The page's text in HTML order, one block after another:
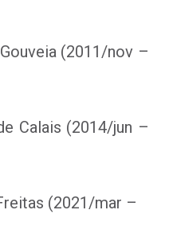
(2011/nov –
Calais (2014/jun –
(2021/mar –